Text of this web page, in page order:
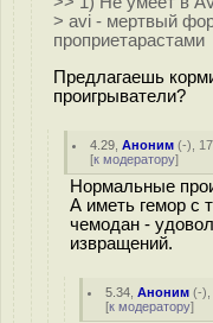
> avi - мертвый
проприетарастами
Предлагаешь
проигрыватели?
4.29 ,Аноним (-),
[к модератору]
Нормальные
А иметь гемoр с
чемодан -
извращений.
5.34 ,Аноним (-),
[к модератору]